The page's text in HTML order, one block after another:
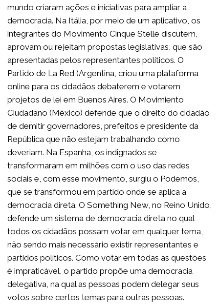
mundo criaram ações e iniciativas para ampliar a
democracia. Na Itália, por meio de um aplicativo, os
integrantes do Movimento Cinque Stelle discutem,
aprovam ou rejeitam propostas legislativas, que são
apresentadas pelos representantes políticos. O
Partido de La Red (Argentina, criou uma plataforma
online para os cidadãos debaterem e votarem
projetos de lei em Buenos Aires. O Movimiento
Ciudadano (México) defende que o direito do cidadão
de demitir governadores, prefeitos e presidente da
República que não estejam trabalhando como
deveriam. Na Espanha, os indignados se
transformaram em milhões com o uso das redes
sociais e, com esse movimento, surgiu o Podemos,
que se transformou em partido onde se aplica a
democracia direta. O Something New, no Reino Unido,
defende um sistema de democracia direta no qual
todos os cidadãos possam votar em qualquer tema,
não sendo mais necessário existir representantes e
partidos políticos. Como votar em todas as questões
é impraticável, o partido propõe uma democracia
delegativa, na qual as pessoas podem delegar seus
votos sobre certos temas para outras pessoas.